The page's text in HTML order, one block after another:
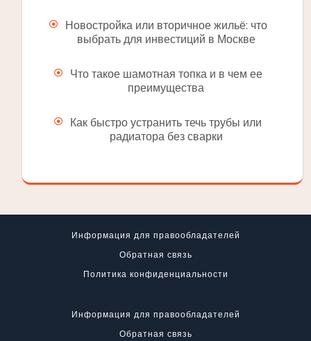
Новостройка или вторичное жильё: что
выбрать для инвестиций в Москве
Что такое шамотная топка и в чем ее
преимущества
Как быстро устранить течь трубы или
радиатора без сварки
Информация для правообладателей
Обратная связь
Политика конфиденциальности
Информация для правообладателей
Обратная связь